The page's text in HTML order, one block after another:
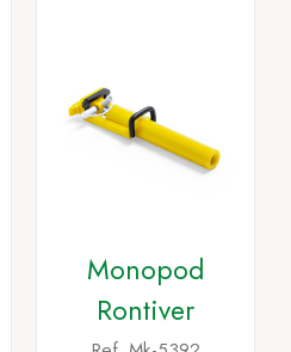
Monopod
Rontiver